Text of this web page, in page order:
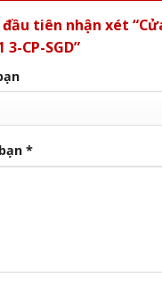
tiên nhận xét
CP-SGD”
*